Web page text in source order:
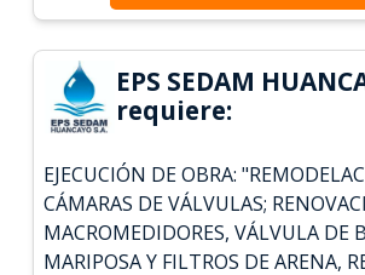
EPS SEDAM
requiere:
EJECUCIÓN DE OBRA:
CÁMARAS DE VÁLVULAS;
MACROMEDIDORES, VÁLVULA DE
MARIPOSA Y FILTROS DE ARENA,